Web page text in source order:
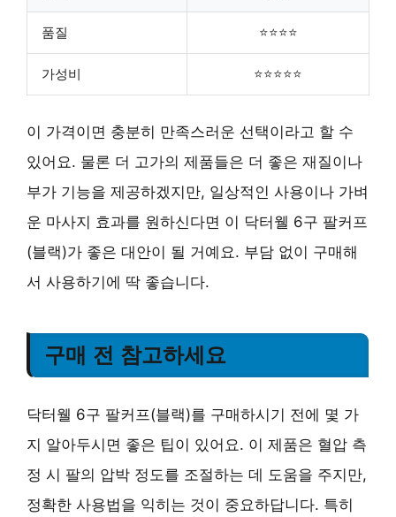
품질 ⭐⭐⭐⭐
가성비 ⭐⭐⭐⭐⭐
이 가격이면 충분히 만족스러운 선택이라고 할 수
있어요. 물론 더 고가의 제품들은 더 좋은 재질이나
부가 기능을 제공하겠지만, 일상적인 사용이나 가벼
운 마사지 효과를 원하신다면 이 닥터웰 6구 팔커프
(블랙)가 좋은 대안이 될 거예요. 부담 없이 구매해
서 사용하기에 딱 좋습니다.
구매 전 참고하세요
닥터웰 6구 팔커프(블랙)를 구매하시기 전에 몇 가
지 알아두시면 좋은 팁이 있어요. 이 제품은 혈압 측
정 시 팔의 압박 정도를 조절하는 데 도움을 주지만,
정확한 사용법을 익히는 것이 중요하답니다. 특히